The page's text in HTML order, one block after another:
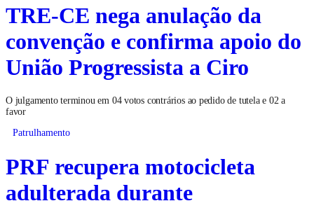
TRE-CE nega anulação da
convenção e confirma apoio do
União Progressista a Ciro
O julgamento terminou em 04 votos contrários ao pedido de tutela e 02 a
favor
Patrulhamento
PRF recupera motocicleta
adulterada durante